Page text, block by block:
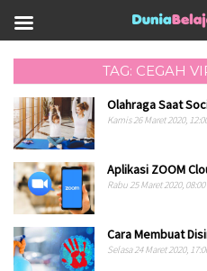
TAG: CEGAH
Olahraga Saat
Kamis 26 Maret 2020,
Aplikasi ZOOM
Rabu 25 Maret 2020,
Cara Membuat
Selasa 24 Maret 2020,